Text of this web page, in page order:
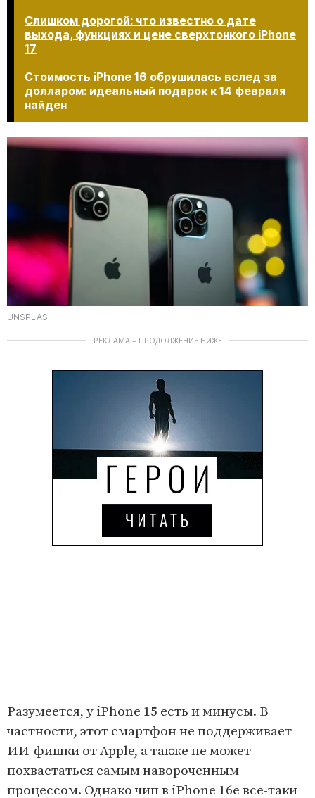
Слишком дорогой: что известно о дате
выхода, функциях и цене сверхтонкого iPhone
17
Стоимость iPhone 16 обрушилась вслед за
долларом: идеальный подарок к 14 февраля
найден​​​​​​​
UNSPLASH
РЕКЛАМА – ПРОДОЛЖЕНИЕ НИЖЕ
Разумеется, у iPhone 15 есть и минусы. В
частности, этот смартфон не поддерживает
ИИ-фишки от Apple, а также не может
похвастаться самым навороченным
процессом. Однако чип в iPhone 16e все-таки